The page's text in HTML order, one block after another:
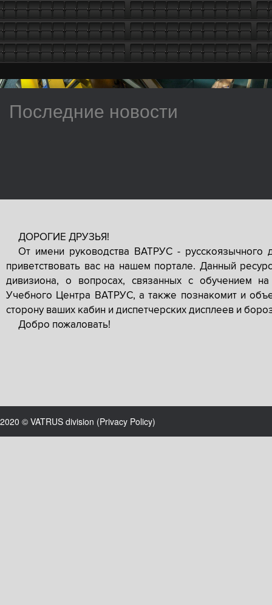
Последние новости
ДОРОГИЕ ДРУЗЬЯ!
От имени руководства ВАТРУС -
приветствовать вас на нашем портале. Данный
дивизиона, о вопросах, связанных с обучением
Учебного Центра ВАТРУС, а также познакомит и
сторону ваших кабин и диспетчерских дисплеев и
Добро пожаловать!
2020 © VATRUS division (Privacy Policy)